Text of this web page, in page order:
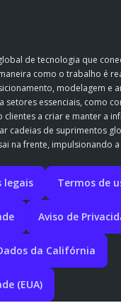
de tecnologia que
como o trabalho é
modelagem e
setores essenciais, como
clientes a criar e manter a
cadeias de suprimentos
na frente, impulsionando
legais Termos de
Aviso de
da Califórnia
(EUA)